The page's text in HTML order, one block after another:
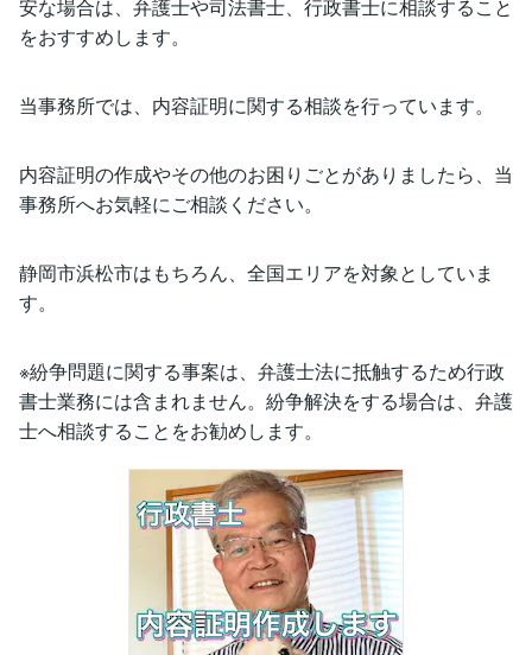
安な場合は、弁護士や司法書士、行政書士に相談すること
をおすすめします。
当事務所では、内容証明に関する相談を行っています。
内容証明の作成やその他のお困りごとがありましたら、当
事務所へお気軽にご相談ください。
静岡市浜松市はもちろん、全国エリアを対象としていま
す。
※紛争問題に関する事案は、弁護士法に抵触するため行政
書士業務には含まれません。紛争解決をする場合は、弁護
士へ相談することをお勧めします。